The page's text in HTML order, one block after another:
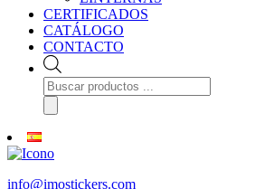
CERTIFICADOS
CATÁLOGO
CONTACTO
Búsqueda
de
productos
info@imostickers.com